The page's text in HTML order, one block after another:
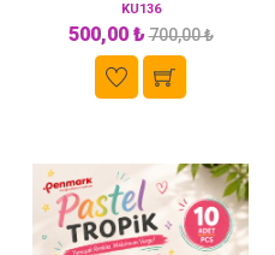
KU136
500,00 ₺700,00 ₺